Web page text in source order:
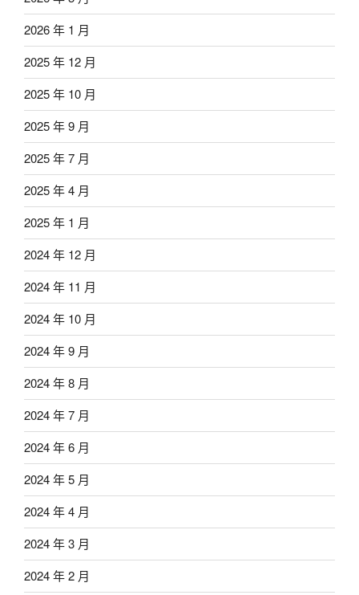
2026 年 1 月
2025 年 12 月
2025 年 10 月
2025 年 9 月
2025 年 7 月
2025 年 4 月
2025 年 1 月
2024 年 12 月
2024 年 11 月
2024 年 10 月
2024 年 9 月
2024 年 8 月
2024 年 7 月
2024 年 6 月
2024 年 5 月
2024 年 4 月
2024 年 3 月
2024 年 2 月